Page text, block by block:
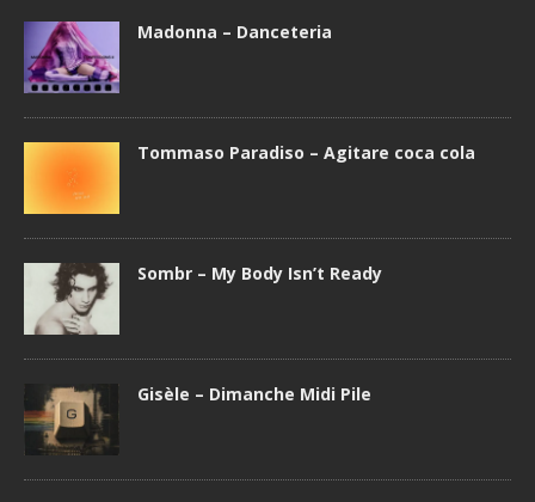
Madonna – Danceteria
Tommaso Paradiso – Agitare coca cola
Sombr – My Body Isn’t Ready
Gisèle – Dimanche Midi Pile